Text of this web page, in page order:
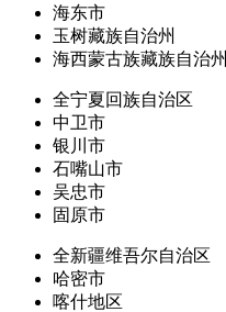
海东市
玉树藏族自治州
海西蒙古族藏族自治州
全宁夏回族自治区
中卫市
银川市
石嘴山市
吴忠市
固原市
全新疆维吾尔自治区
哈密市
喀什地区